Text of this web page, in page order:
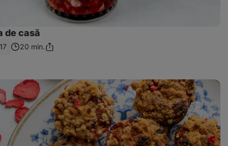
de casă
20 min.Distribuie